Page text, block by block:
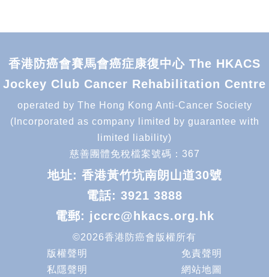
香港防癌會賽馬會癌症康復中心 The HKACS
Jockey Club Cancer Rehabilitation Centre
operated by The Hong Kong Anti-Cancer Society
(Incorporated as company limited by guarantee with
limited liability)
慈善團體免稅檔案號碼：367
地址: 香港黃竹坑南朗山道30號
電話: 3921 3888
電郵: jccrc@hkacs.org.hk
©2026香港防癌會版權所有
版權聲明
免責聲明
私隱聲明
網站地圖